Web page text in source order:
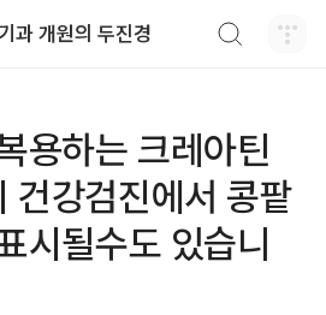
과 개원의 두진경
용하는 크레아틴
강검진에서 콩팥
시될수도 있습니